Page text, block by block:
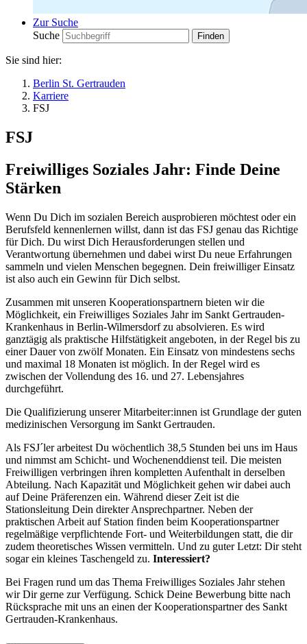
Zur Suche
Suche
Sie sind hier:
Berlin St. Gertrauden
Karriere
FSJ
FSJ
Freiwilliges Soziales Jahr: Finde Deine
Stärken
Wenn Du Dich im sozialen Bereich ausprobieren möchtest oder ein
Berufsfeld kennenlernen willst, dann ist das FSJ genau das Richtige
für Dich. Du wirst Dich Herausforderungen stellen und
Verantwortung übernehmen und dabei wirst Du neue Erfahrungen
sammeln und vielen Menschen begegnen. Dein freiwilliger Einsatz
ist also auch ein Gewinn für Dich selbst.
Zusammen mit unseren Kooperationspartnern bieten wir die
Möglichkeit, ein Freiwilliges Soziales Jahr im Sankt Gertrauden-
Krankenhaus in Berlin-Wilmersdorf zu absolvieren. Es wird
ganztägig als praktische Hilfstätigkeit angeboten, in der Regel bis zu
einer Dauer von zwölf Monaten. Ein Einsatz von mindestens sechs
und maximal 18 Monaten ist möglich. In der Regel wird es
zwischen der Vollendung des 16. und 27. Lebensjahres
durchgeführt.
Die Qualifizierung unserer Mitarbeiter:innen ist Grundlage der guten
medizinischen Versorgung im Sankt Gertrauden.
Als FSJ´ler arbeitest Du wöchentlich 38,5 Stunden bei uns im Haus
und nimmst am Schicht- und Wochenenddienst teil. Die meisten
Freiwilligen verbringen ihren kompletten Aufenthalt in derselben
Abteilung. Nach Kapazität und Möglichkeit gehen wir dabei auch
auf Deine Präferenzen ein. Während dieser Zeit ist die
Stationsleitung Dein direkter Ansprechpartner. Neben der
praktischen Arbeit auf Station finden beim Kooperationspartner
regelmäßige verpflichtende Fort- und Weiterbildungen statt, die dir
zudem theoretisches Wissen vermitteln. Und zu guter Letzt: Dir steht
sogar ein kleines Taschengeld zu. Interessiert?
Bei Fragen rund um das Thema Freiwilliges Soziales Jahr stehen
wir Dir gerne zur Verfügung. Schick Deine Bewerbung bitte nach
Rücksprache mit uns an einen der Kooperationspartner des Sankt
Gertrauden-Krankenhaus.